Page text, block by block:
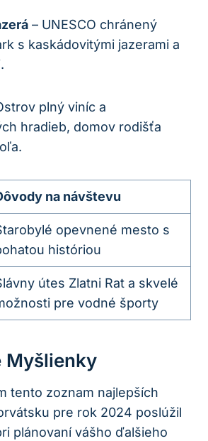
– UNESCO chránený
s kaskádovitými ⁤jazerami a
plný viníc‍ a
hradieb, domov⁣ rodišťa
na návštevu
opevnené mesto s
históriou
útes Zlatni ‌Rat a skvelé
pre⁢ vodné športy
Myšlienky
tento zoznam najlepších
pre rok 2024 poslúžil
plánovaní vášho ďalšieho